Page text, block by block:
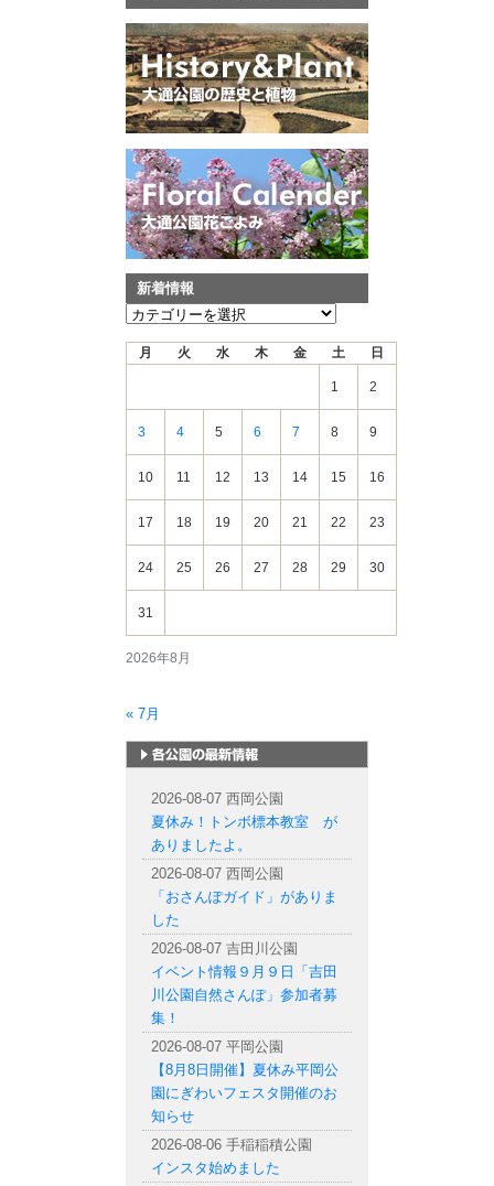
新着情報
新
2026年8月
月 火 水 木 金 土 日
1 2
3 4 5 6 7 8 9
10 11 12 13 14 15 16
17 18 19 20 21 22 23
24 25 26 27 28 29 30
31
« 7月
2026-08-07 西岡公園
夏休み！トンボ標本教室 が
ありましたよ。
2026-08-07 西岡公園
「おさんぽガイド」がありま
した
2026-08-07 吉田川公園
イベント情報９月９日「吉田
川公園自然さんぽ」参加者募
集！
2026-08-07 平岡公園
【8月8日開催】夏休み平岡公
園にぎわいフェスタ開催のお
知らせ
2026-08-06 手稲稲積公園
インスタ始めました